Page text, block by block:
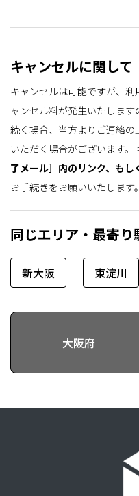
キャンセルに関して
キャンセルは可能ですが、
ャンセル料が発生いたしま
続く場合、当方よりご連絡
いただく場合がございます。
了メール］内のリンク、も
お手続きをお願いいたします。
同じエリア・最寄り
新大阪 東淀川
大阪府